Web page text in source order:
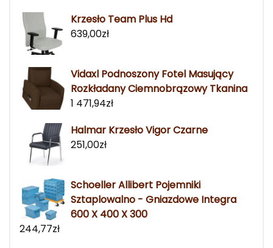
Krzesło Team Plus Hd
639,00zł
Vidaxl Podnoszony Fotel Masujący
Rozkładany Ciemnobrązowy Tkanina
1 471,94zł
Halmar Krzesło Vigor Czarne
251,00zł
Schoeller Allibert Pojemniki
Sztaplowalno - Gniazdowe Integra
600 X 400 X 300
244,77zł